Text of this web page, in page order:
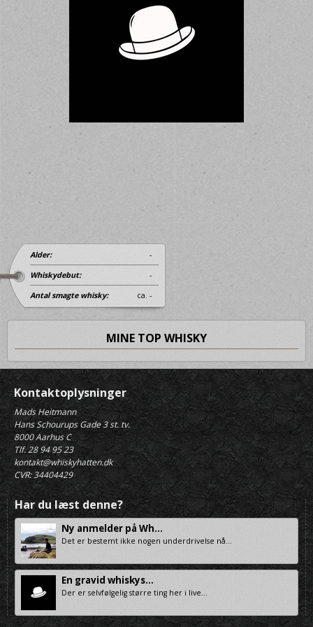
Alder: -
Whiskydebut: -
Antal smagte whisky: ca. -
MINE TOP WHISKY
Kontaktoplysninger
Mads Heitmann
Hans Schourups Gade 3 st. tv.
8000 Aarhus C
Tlf. 28 94 95 23
kontakt@whiskyhatten.dk
CVR: 34404429
Har du læst denne?
Ny anmelder på Wh...
Det er bestemt ikke nogen underdrivelse nå...
En gravid whiskys...
Der er selvfølgelig større ting her i live...